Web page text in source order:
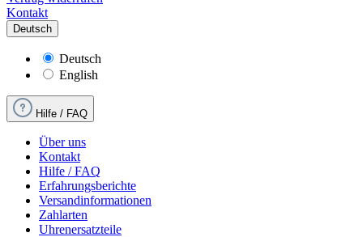
Kontakt
Deutsch
Deutsch
English
Hilfe / FAQ
Über uns
Kontakt
Hilfe / FAQ
Erfahrungsberichte
Versandinformationen
Zahlarten
Uhrenersatzteile